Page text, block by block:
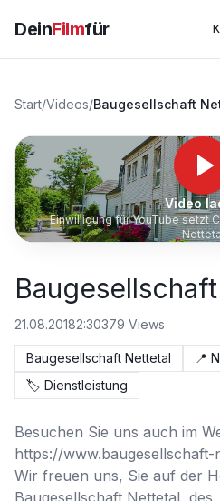
DeinFilmfür
Start/Videos/Baugesellschaft
Video
Einwilligung für YouTube setzt
21.08.20182:30379 Views
Baugesellschaft Nettetal 📍
🏷️ Dienstleistung
Besuchen Sie uns auch im
https://www.baugesellschaft-
Wir freuen uns, Sie auf der
Baugesellschaft Nettetal, des